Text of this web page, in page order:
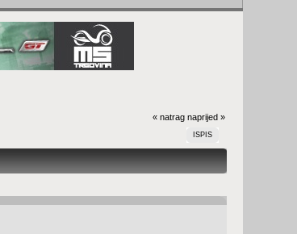
« natrag naprijed »
ISPIS